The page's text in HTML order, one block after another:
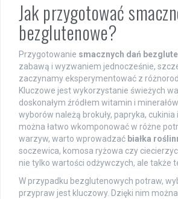
Jak przygotować
bezglutenowe?
Przygotowanie smacznych dań
zabawą i wyzwaniem jednocześnie,
zaczynamy eksperymentować z
Kluczowe jest wykorzystanie świeżych
doskonałym źródłem witamin i
wyborów należą brokuły, papryka, cukinia
można łatwo wkomponować w różne
warzyw, warto wprowadzać białka
soczewica, komosa ryżowa czy
nie tylko wartości odżywczych, ale także
W przypadku bezglutenowych potraw,
przypraw jest kluczowy. Dzięki nim